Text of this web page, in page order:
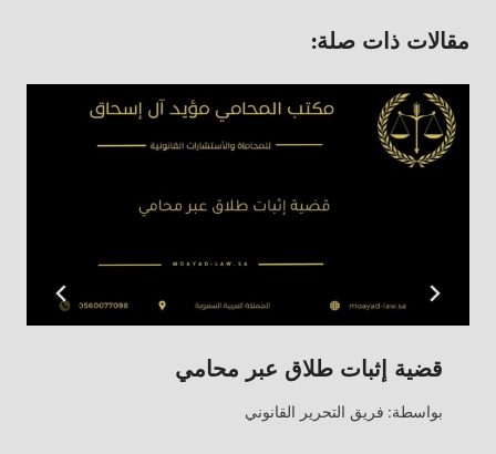
مقالات ذات صلة:
قضية إثبات طلاق عبر محامي
بواسطة: فريق التحرير القانوني